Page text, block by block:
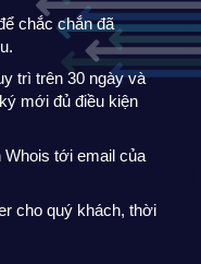
chắc chắn đã
trì trên 30 ngày và
mới đủ điều kiện
tới email của
cho quý khách, thời